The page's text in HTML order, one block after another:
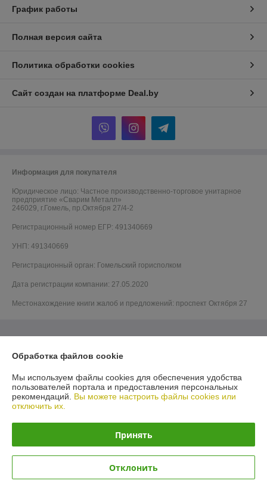
График работы
Полная версия сайта
Политика обработки cookies
Сайт создан на платформе Deal.by
Информация для покупателя
Юридическое лицо: Частное производственно-торговое унитарное
предприятие «Сварим Металл»
246029, г.Гомель, пр.Октября 27/4-2
Регистрационный номер ЕГР: 491340669
УНП: 491340669
Регистрационный орган: Гомельский горисполком
Дата регистрации компании: 27.05.2020
Местонахождение книги жалоб и предложений: проспект Октября 27
Обработка файлов cookie
Мы используем файлы cookies для обеспечения удобства
пользователей портала и предоставления персональных
рекомендаций. Вы можете настроить файлы cookies или
отключить их.
Принять
Отклонить